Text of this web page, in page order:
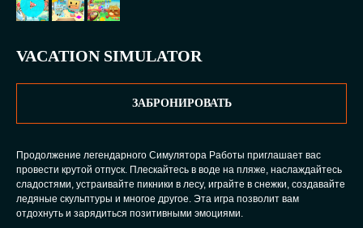
VACATION SIMULATOR
ЗАБРОНИРОВАТЬ
Продолжение легендарного Симулятора Работы приглашает вас
провести крутой отпуск. Плескайтесь в воде на пляже, наслаждайтесь
сладостями, устраивайте пикники в лесу, играйте в снежки, создавайте
ледяные скульптуры и многое другое. Эта игра позволит вам
отдохнуть и зарядиться позитивными эмоциями.